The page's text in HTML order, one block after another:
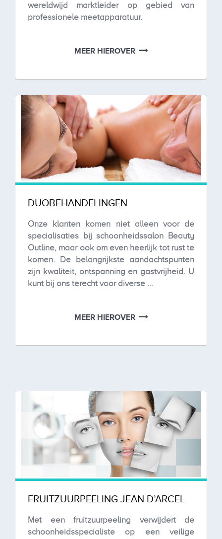
wereldwijd marktleider op gebied van
professionele meetapparatuur.
MEER HIEROVER
DUOBEHANDELINGEN
Onze klanten komen niet alleen voor de
specialisaties bij schoonheidssalon Beauty
Outline, maar ook om even heerlijk tot rust te
komen. De belangrijkste aandachtspunten
zijn kwaliteit, ontspanning en gastvrijheid. U
kunt bij ons terecht voor diverse ...
MEER HIEROVER
FRUITZUURPEELING JEAN D’ARCEL
Met een fruitzuurpeeling verwijdert de
schoonheidsspecialiste op een veilige